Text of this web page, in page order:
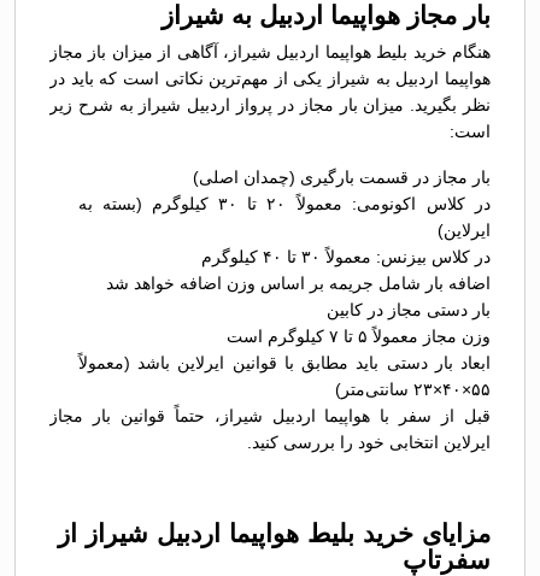
بار مجاز هواپیما اردبیل به شیراز
هنگام خرید بلیط هواپیما اردبیل شیراز، آگاهی از میزان باز مجاز
هواپیما اردبیل به شیراز یکی از مهم‌ترین نکاتی است که باید در
نظر بگیرید. میزان بار مجاز در پرواز اردبیل شیراز به شرح زیر
است:
بار مجاز در قسمت بارگیری (چمدان اصلی)
در کلاس اکونومی: معمولاً ۲۰ تا ۳۰ کیلوگرم (بسته به
ایرلاین)
در کلاس بیزنس: معمولاً ۳۰ تا ۴۰ کیلوگرم
اضافه بار شامل جریمه بر اساس وزن اضافه خواهد شد
بار دستی مجاز در کابین
وزن مجاز معمولاً ۵ تا ۷ کیلوگرم است
ابعاد بار دستی باید مطابق با قوانین ایرلاین باشد (معمولاً
۵۵×۴۰×۲۳ سانتی‌متر)
قبل از سفر با هواپیما اردبیل شیراز، حتماً قوانین بار مجاز
ایرلاین انتخابی خود را بررسی کنید.
مزایای خرید بلیط هواپیما اردبیل شیراز از
سفرتاپ